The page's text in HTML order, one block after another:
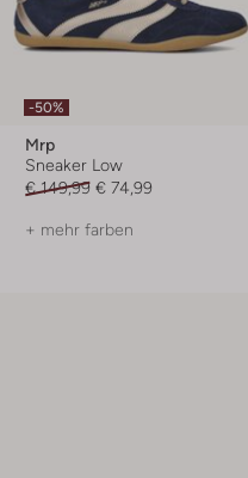
-50%
Mrp
Sneaker Low
€ 149,99 € 74,99
+ mehr farben